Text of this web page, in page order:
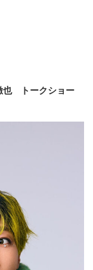
也 トークショー